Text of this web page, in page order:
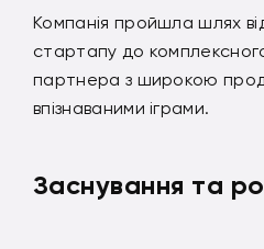
Компанія пройшла шлях
стартапу до
партнера з широкою
впізнаваними іграми.
Заснування та